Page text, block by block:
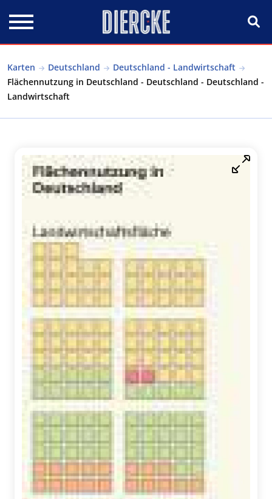
Karten Deutschland
Deutschland - Landwirtschaft
Flächennutzung in Deutschland - Deutschland - Deutschland -
Landwirtschaft